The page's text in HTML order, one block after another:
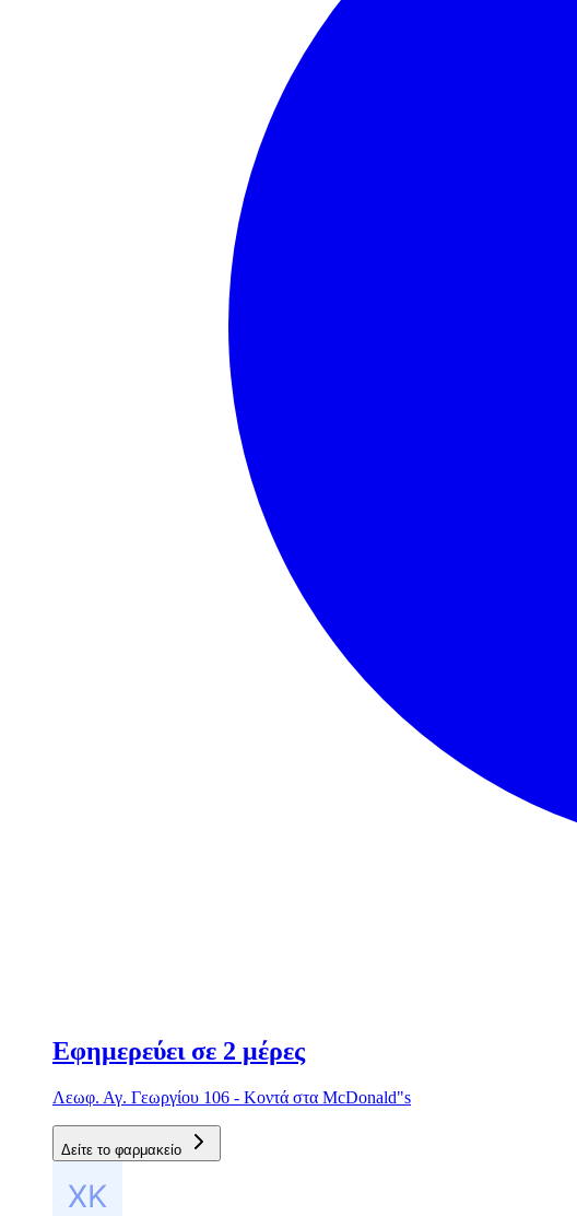
Εφημερεύει σε 2 μέρες
Λεωφ. Αγ. Γεωργίου 106 - Κοντά στα McDonald"s
Δείτε το φαρμακείο